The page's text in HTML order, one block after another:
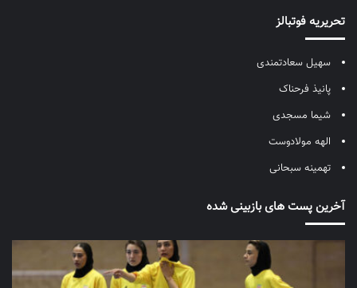
تحریریه فوتبالز
سهیل سعادتمندی
پانیذ فرحناک
شیما مسجدی
الهه مولادوست
تهمینه سبحانی
آخرین پست های بازبینی شده